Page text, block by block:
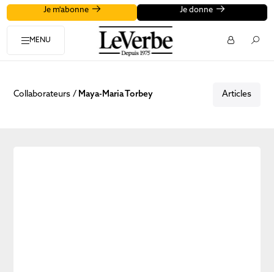
Je m'abonne Je donne
MENU
Collaborateurs Maya-Maria Torbey Articles